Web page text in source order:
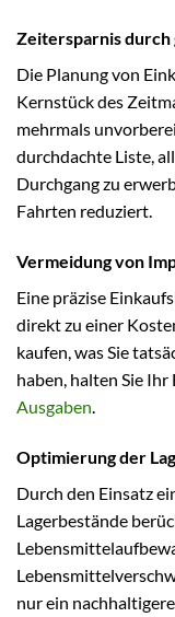
Zeitersparnis durch
Die Planung von
Kernstück des
mehrmals
durchdachte Liste,
Durchgang zu
Fahrten reduziert.
Vermeidung von
Eine präzise
direkt zu einer
kaufen, was Sie
haben, halten Sie
Ausgaben.
Optimierung der
Durch den Einsatz
Lagerbestände
nur ein